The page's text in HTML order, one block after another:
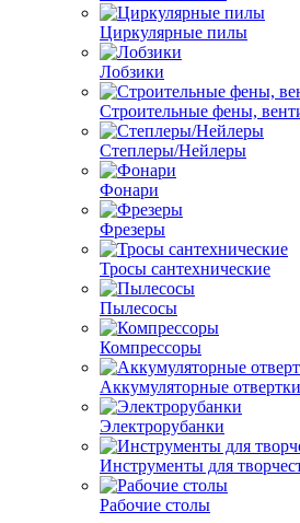
Циркулярные пилы
Лобзики
Строительные фены,
Степлеры/Нейлеры
Фонари
Фрезеры
Тросы сантехнические
Пылесосы
Компрессоры
Аккумуляторные отвертки
Электрорубанки
Инструменты для
Рабочие столы